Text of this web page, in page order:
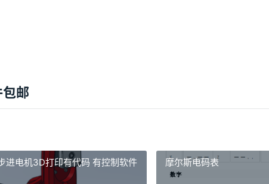
邮
进电机3D打印有代码 有控制软件
摩尔斯电码表